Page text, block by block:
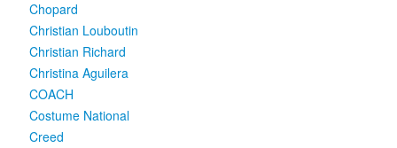
Chopard
Christian Louboutin
Christian Richard
Christina Aguilera
COACH
Costume National
Creed